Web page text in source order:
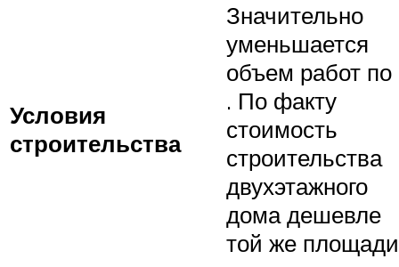
Условия
строительства
Значительно
уменьшается
объем работ по
. По факту
стоимость
строительства
двухэтажного
дома дешевле
той же площади